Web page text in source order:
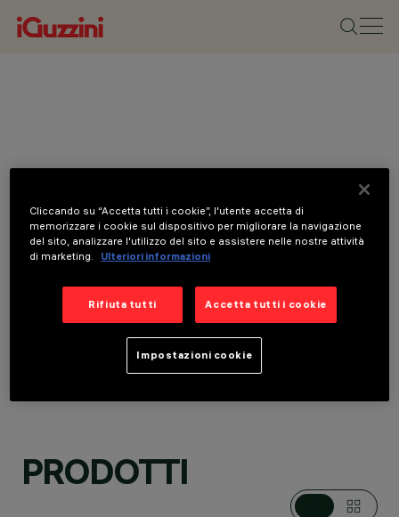
SOSPENSIONI,
APPARECCHI A
PRODOTTI
Cliccando su “Accetta tutti i cookie”, l'utente accetta di
memorizzare i cookie sul dispositivo per migliorare la navigazione
del sito, analizzare l'utilizzo del sito e assistere nelle nostre attività
di marketing.
Ulteriori informazioni
Rifiuta tutti Accetta tutti i cookie
Impostazioni cookie